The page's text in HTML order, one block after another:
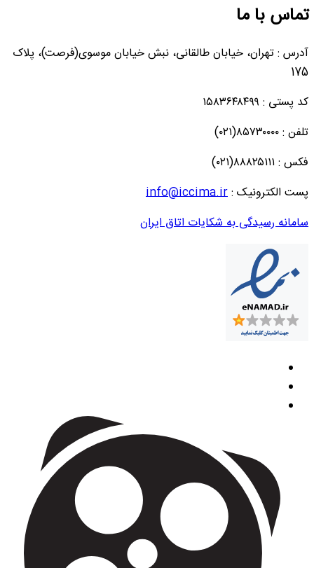
تماس با ما
آدرس : تهران، خیابان طالقانی، نبش خیابان موسوی(فرصت)، پلاک
175
کد پستی : ۱۵۸۳۶۴۸۴۹۹
تلفن : ۸۵۷۳۰۰۰۰(۰۲۱)
فکس : ۸۸۸۲۵۱۱۱(۰۲۱)
پست الکترونیک :info@iccima.ir
سامانه رسیدگی به شکایات اتاق ایران